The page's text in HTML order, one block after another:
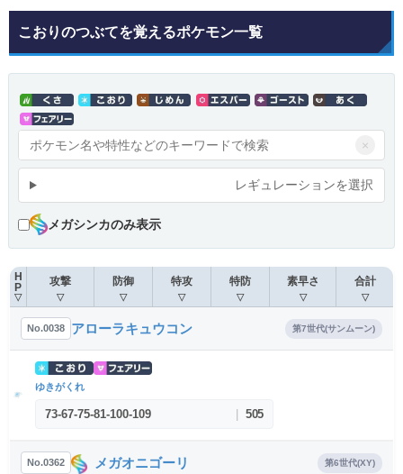
こおりのつぶてを覚えるポケモン一覧
×
レギュレーションを選択
メガシンカのみ表示
H
P
▽
攻撃
▽
防御
▽
特攻
▽
特防
▽
素早さ
▽
合計
▽
No.0038 アローラキュウコン 第7世代(サンムーン)
ゆきがくれ
73-67-75-81-100-109 505
No.0362 メガオニゴーリ 第6世代(XY)